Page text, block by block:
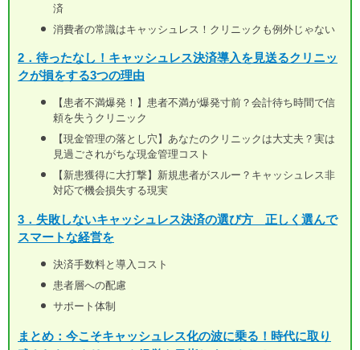
済
消費者の常識はキャッシュレス！クリニックも例外じゃない
2．待ったなし！キャッシュレス決済導入を見送るクリニッ
クが損をする3つの理由
【患者不満爆発！】患者不満が爆発寸前？会計待ち時間で信
頼を失うクリニック
【現金管理の落とし穴】あなたのクリニックは大丈夫？実は
見過ごされがちな現金管理コスト
【新患獲得に大打撃】新規患者がスルー？キャッシュレス非
対応で機会損失する現実
3．失敗しないキャッシュレス決済の選び方 正しく選んで
スマートな経営を
決済手数料と導入コスト
患者層への配慮
サポート体制
まとめ：今こそキャッシュレス化の波に乗る！時代に取り